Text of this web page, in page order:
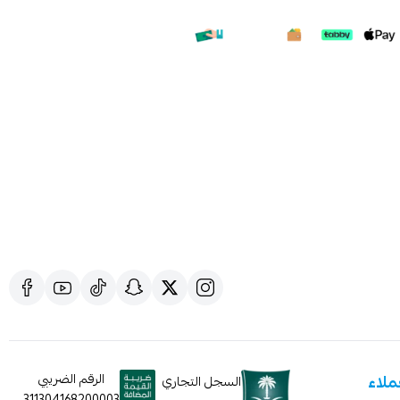
هنا
السجل التجاري
الرقم الضريبي